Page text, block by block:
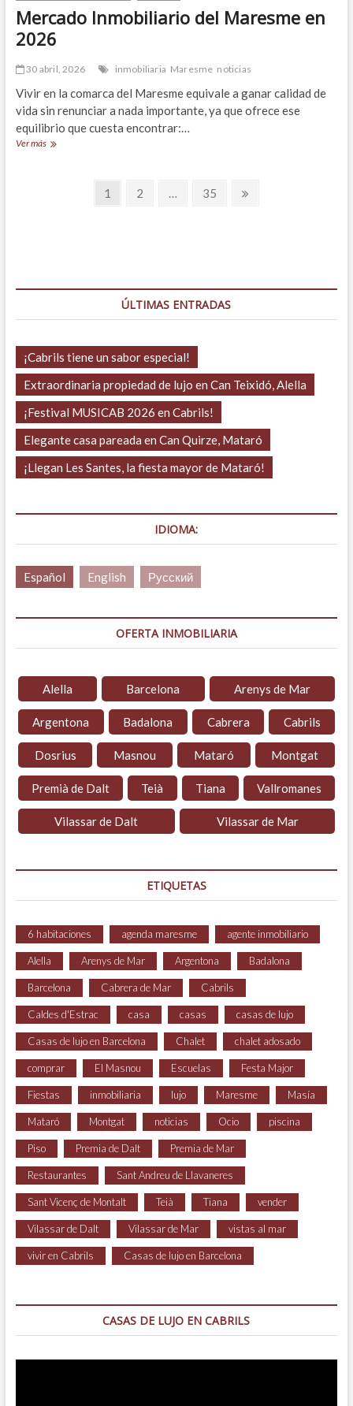
Mercado Inmobiliario del Maresme en
2026
30 abril, 2026 inmobiliaria Maresme noticias
Vivir en la comarca del Maresme equivale a ganar calidad de
vida sin renunciar a nada importante, ya que ofrece ese
equilibrio que cuesta encontrar:…
Ver másMercado
NavegaciónPágina
1 Página
2 Página
35
Página
ÚLTIMAS ENTRADAS
¡Cabrils tiene un sabor especial!
Extraordinaria propiedad de lujo en Can Teixidó, Alella
¡Festival MUSICAB 2026 en Cabrils!
Elegante casa pareada en Can Quirze, Mataró
¡Llegan Les Santes, la fiesta mayor de Mataró!
IDIOMA:
Español English Русский
OFERTA INMOBILIARIA
Alella Barcelona Arenys de Mar
Argentona Badalona Cabrera Cabrils
Dosrius Masnou Mataró Montgat
Premià de Dalt Teià Tiana Vallromanes
Vilassar de Dalt Vilassar de Mar
ETIQUETAS
6 habitaciones agenda maresme agente inmobiliario
Alella Arenys de Mar Argentona Badalona
Barcelona Cabrera de Mar Cabrils
Caldes d'Estrac casa casas casas de lujo
Casas de lujo en Barcelona Chalet chalet adosado
comprar El Masnou Escuelas Festa Major
Fiestas inmobiliaria lujo Maresme Masía
Mataró Montgat noticias Ocio piscina
Piso Premia de Dalt Premia de Mar
Restaurantes Sant Andreu de Llavaneres
Sant Vicenç de Montalt Teià Tiana vender
Vilassar de Dalt Vilassar de Mar vistas al mar
vivir en Cabrils Casas de lujo en Barcelona
CASAS DE LUJO EN CABRILS